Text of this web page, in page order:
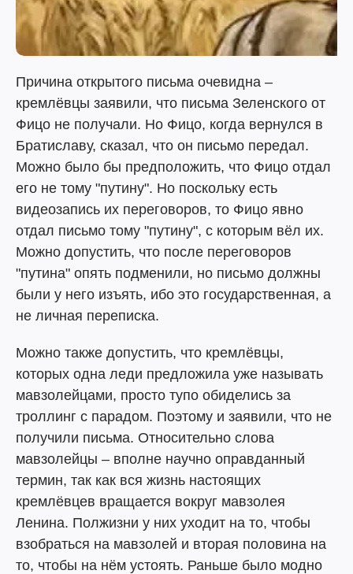
Причина открытого письма очевидна –
кремлёвцы заявили, что письма Зеленского от
Фицо не получали. Но Фицо, когда вернулся в
Братиславу, сказал, что он письмо передал.
Можно было бы предположить, что Фицо отдал
его не тому "путину". Но поскольку есть
видеозапись их переговоров, то Фицо явно
отдал письмо тому "путину", с которым вёл их.
Можно допустить, что после переговоров
"путина" опять подменили, но письмо должны
были у него изъять, ибо это государственная, а
не личная переписка.
Можно также допустить, что кремлёвцы,
которых одна леди предложила уже называть
мавзолейцами, просто тупо обиделись за
троллинг с парадом. Поэтому и заявили, что не
получили письма. Относительно слова
мавзолейцы – вполне научно оправданный
термин, так как вся жизнь настоящих
кремлёвцев вращается вокруг мавзолея
Ленина. Полжизни у них уходит на то, чтобы
взобраться на мавзолей и вторая половина на
то, чтобы на нём устоять. Раньше было модно